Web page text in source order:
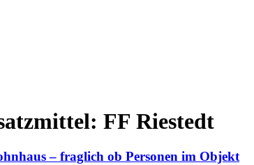
FF Riestedt
– fraglich ob Personen im Objekt